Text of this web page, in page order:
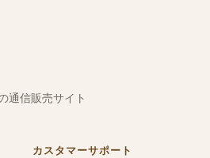
通信販売サイト
カスタマーサポート